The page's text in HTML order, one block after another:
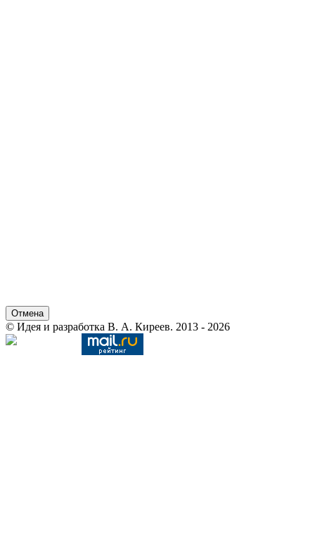
Отмена
© Идея и разработка В. А. Киреев. 2013 - 2026